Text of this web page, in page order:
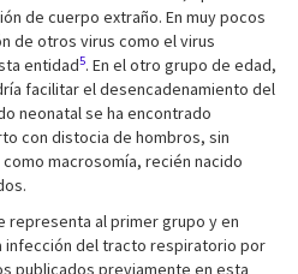
de cuerpo extraño. En muy pocos
de otros virus como el virus
entidad5. En el otro grupo de edad,
facilitar el desencadenamiento del
neonatal se ha encontrado
con distocia de hombros, sin
macrosomía, recién nacido
representa al primer grupo y en
infección del tracto respiratorio por
publicados previamente en esta